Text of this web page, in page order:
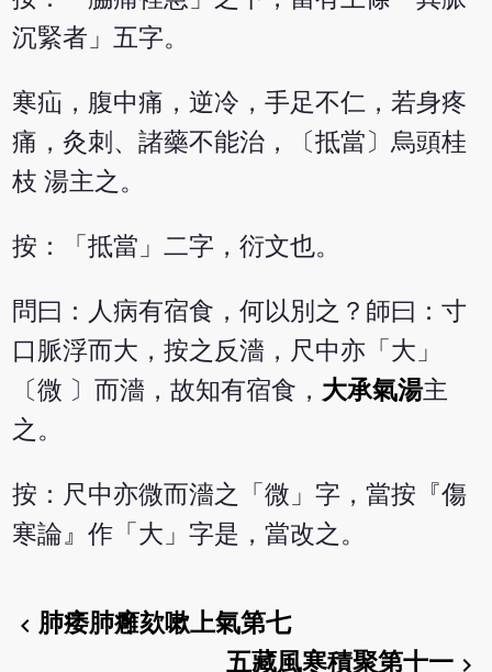
沉緊者」五字。
寒疝，腹中痛，逆冷，手足不仁，若身疼
痛，灸刺、諸藥不能治，〔抵當〕烏頭桂
枝 湯主之。
按：「抵當」二字，衍文也。
問曰：人病有宿食，何以別之？師曰：寸
口脈浮而大，按之反濇，尺中亦「大」
〔微 〕而濇，故知有宿食， 大承氣湯主
之。
按：尺中亦微而濇之「微」字，當按『傷
寒論』作「大」字是，當改之。
chevron_left肺痿肺癰欬嗽上氣第七
五藏風寒積聚第十一chevron_right